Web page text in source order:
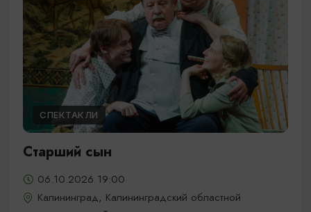
СПЕКТАКЛИ
Старший сын
06.10.2026 19:00
Калининград, Калининградский областной